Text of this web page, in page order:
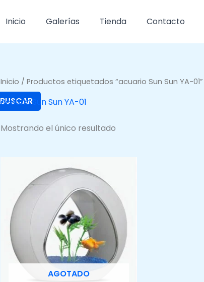
Inicio Galerías Tienda Contacto
BUSCAR
Inicio / Productos etiquetados “acuario Sun Sun YA-01”
acuario Sun Sun YA-01
Mostrando el único resultado
AGOTADO